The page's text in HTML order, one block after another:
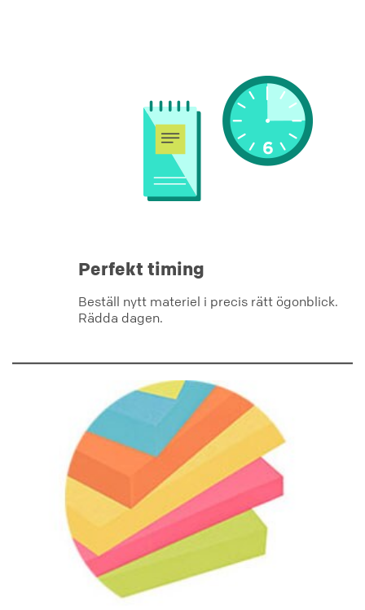
Perfekt timing
Beställ nytt materiel i precis rätt ögonblick.
Rädda dagen.